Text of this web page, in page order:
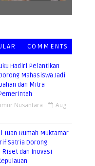
COMMENTS
Hadiri Pelantikan
Mahasiswa Jadi
dan Mitra
Nusantara
Aug
Tuan Rumah Muktamar
Satria Dorong
Riset dan Inovasi